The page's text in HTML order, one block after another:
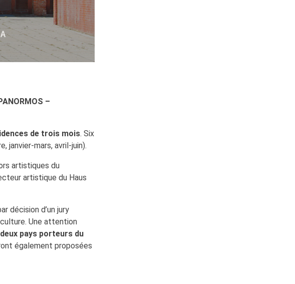
–
de trois mois. Six
janvier-mars, avril-juin).
artistiques du
artistique du Haus
décision d’un jury
Une attention
pays porteurs du
également proposées